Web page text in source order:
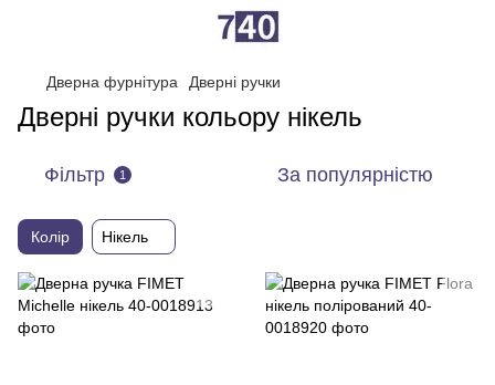
Дверна фурнітура Дверні ручки
Дверні ручки кольору нікель
Фільтр 1 За популярністю
Колір Нікель